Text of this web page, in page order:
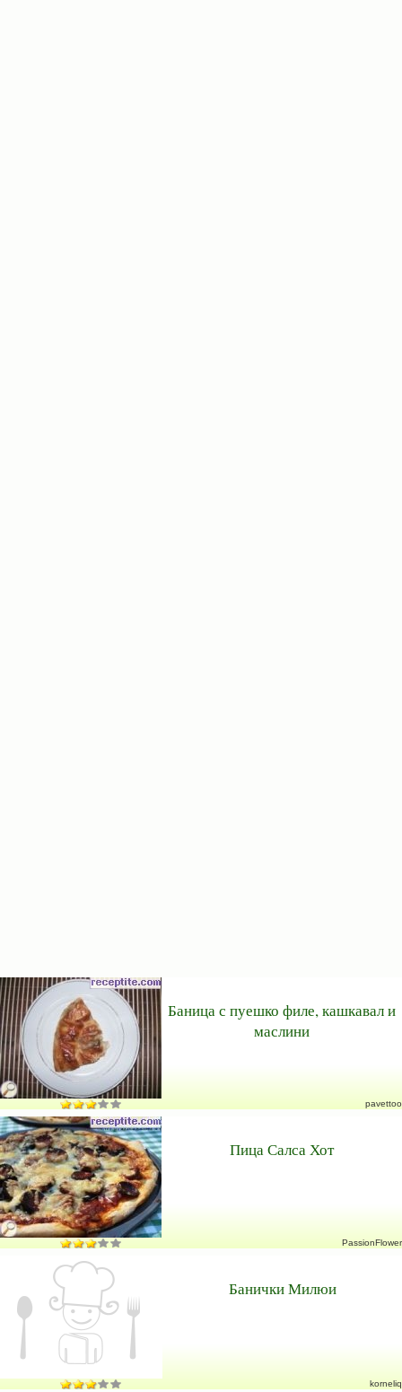
Баница с пуешко филе, кашкавал и
маслини
pavettoo
Пица Салса Хот
PassionFlower
Банички Милюи
korneliq